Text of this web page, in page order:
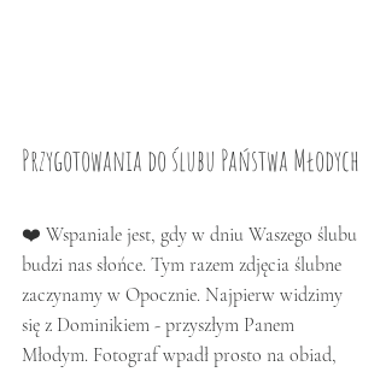
Przygotowania do ślubu Państwa Młodych
❤️ Wspaniale jest, gdy w dniu Waszego ślubu
budzi nas słońce. Tym razem zdjęcia ślubne
zaczynamy w Opocznie. Najpierw widzimy
się z Dominikiem - przyszłym Panem
Młodym. Fotograf wpadł prosto na obiad,